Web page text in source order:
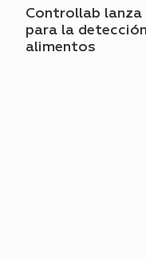
Controllab
para la
alimentos